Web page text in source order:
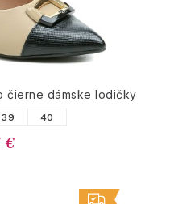
čierne dámske lodičky
39 40
€